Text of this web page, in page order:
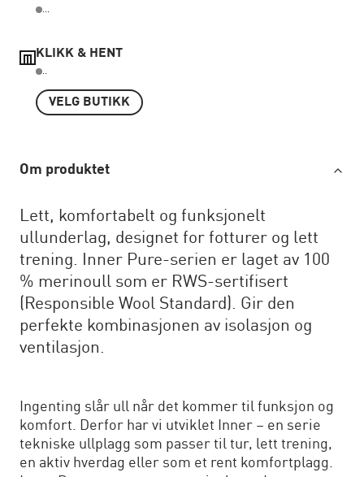
...
KLIKK & HENT
..
VELG BUTIKK
Om produktet
Lett, komfortabelt og funksjonelt
ullunderlag, designet for fotturer og lett
trening. Inner Pure-serien er laget av 100
% merinoull som er RWS-sertifisert
(Responsible Wool Standard). Gir den
perfekte kombinasjonen av isolasjon og
ventilasjon.
Ingenting slår ull når det kommer til funksjon og
komfort. Derfor har vi utviklet Inner – en serie
tekniske ullplagg som passer til tur, lett trening,
en aktiv hverdag eller som et rent komfortplagg.